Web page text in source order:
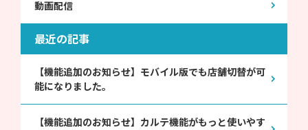
動画配信
最近の記事
【機能追加のお知らせ】モバイル版でも店舗切替が可
能になりました。
【機能追加のお知らせ】カルテ機能がもっと使いやす